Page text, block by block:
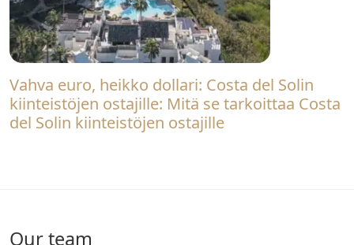
Vahva euro, heikko dollari: Costa del Solin
kiinteistöjen ostajille: Mitä se tarkoittaa Costa
del Solin kiinteistöjen ostajille
Our team